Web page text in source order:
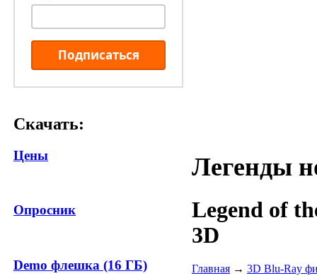
Подписаться
Скачать:
Цены
Опросник
Demo флешка (16 ГБ)
Легенды
Legend of
3D
Главная → 3D Blu-Ray